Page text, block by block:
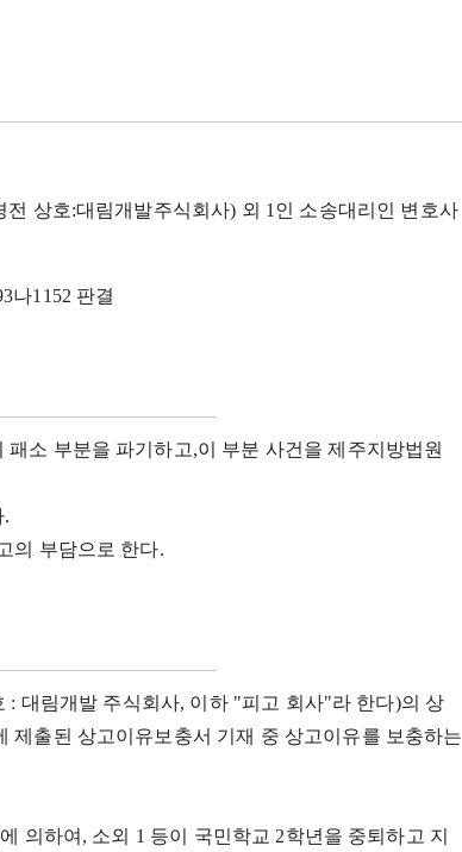
상호:대림개발주식회사) 외 1인 소송대리인 변호사
나1152 판결
소 부분을 파기하고,이 부분 사건을 제주지방법원
.
의 부담으로 한다.
: 대림개발 주식회사, 이하 "피고 회사"라 한다)의 상
제출된 상고이유보충서 기재 중 상고이유를 보충하는
의하여, 소외 1 등이 국민학교 2학년을 중퇴하고 지